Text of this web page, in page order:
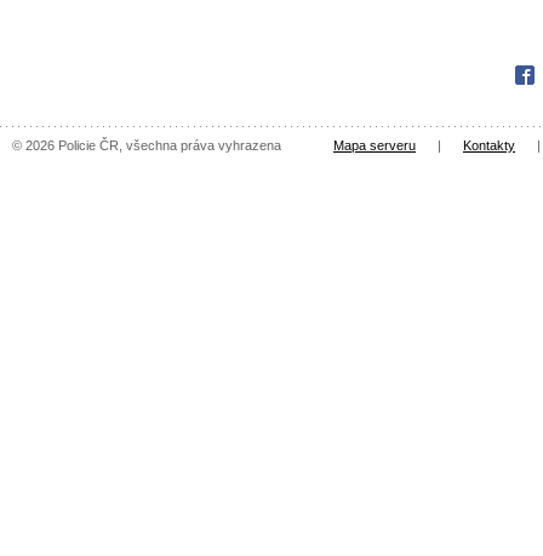
© 2026 Policie ČR, všechna práva vyhrazena Mapa serveru | Kontakty |